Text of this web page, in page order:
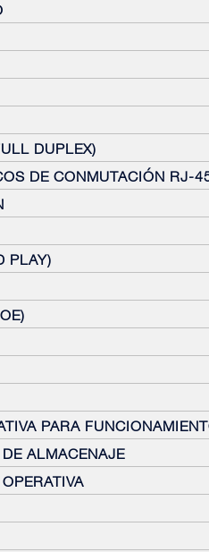
DUPLEX)
DE CONMUTACIÓN RJ-
PLAY)
PARA
ALMACENAJE